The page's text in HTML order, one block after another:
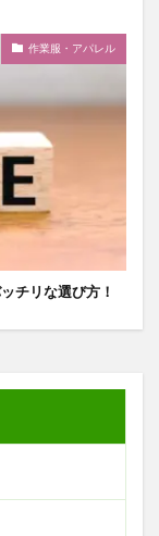
作業服・アパレル
チリな選び方！